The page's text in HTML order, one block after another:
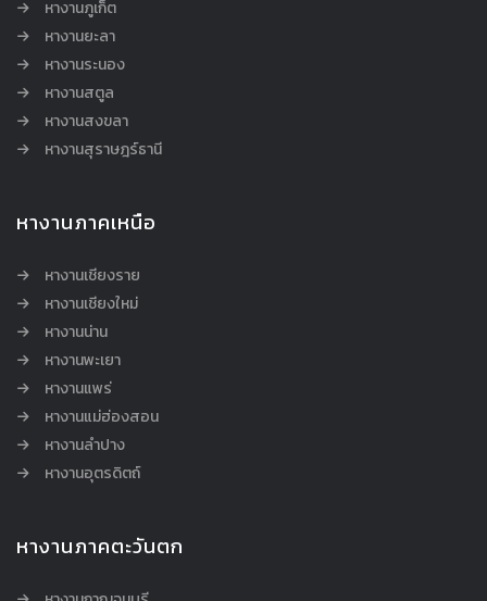
หางานภูเก็ต
หางานยะลา
หางานระนอง
หางานสตูล
หางานสงขลา
หางานสุราษฎร์ธานี
หางานภาคเหนือ
หางานเชียงราย
หางานเชียงใหม่
หางานน่าน
หางานพะเยา
หางานแพร่
หางานแม่ฮ่องสอน
หางานลำปาง
หางานอุตรดิตถ์
หางานภาคตะวันตก